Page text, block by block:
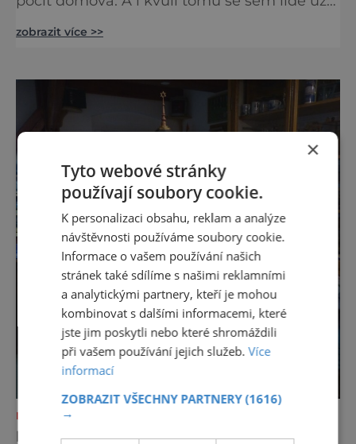
lázeňské koncerty ani velkolepé akce.
nevšimne, ani se jí kolonáda vlastně neříká.
zobrazit více >>
NEJKRÁSNĚJŠÍ PAMÁTKY
MODEL FRANTIŠKOLÁZEŇSKÉ
×
Tyto webové stránky
používají soubory cookie.
K personalizaci obsahu, reklam a analýze
návštěvnosti používáme soubory cookie.
Informace o vašem používání našich
stránek také sdílíme s našimi reklamními
a analytickými partnery, kteří je mohou
kombinovat s dalšími informacemi, které
jste jim poskytli nebo které shromáždili
při vašem používání jejich služeb.Více
informací
ZOBRAZIT VŠECHNY PARTNERY(1616)
→